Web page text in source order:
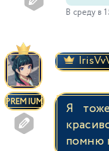
В среду в
PREMIUM
Я
помню